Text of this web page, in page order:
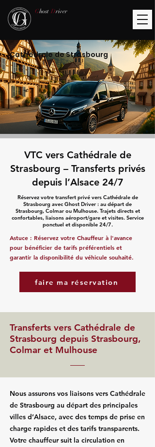
Ghost Driver
Cathédrale de Strasbourg
VTC vers Cathédrale de
Strasbourg – Transferts privés
depuis l’Alsace 24/7
Réservez votre transfert privé vers Cathédrale de
Strasbourg avec Ghost Driver : au départ de
Strasbourg, Colmar ou Mulhouse. Trajets directs et
confortables, liaisons aéroport/gare et visites. Service
ponctuel et disponible 24/7.
Astuce : Réservez votre Chauffeur à l'avance
pour bénéficier de tarifs préférentiels et
garantir la disponibilité du véhicule souhaité.
faire ma réservation
Transferts vers Cathédrale de
Strasbourg depuis Strasbourg,
Colmar et Mulhouse
Nous assurons vos liaisons vers Cathédrale
de Strasbourg au départ des principales
villes d’Alsace, avec des temps de prise en
charge rapides et des tarifs transparents.
Votre chauffeur suit la circulation en